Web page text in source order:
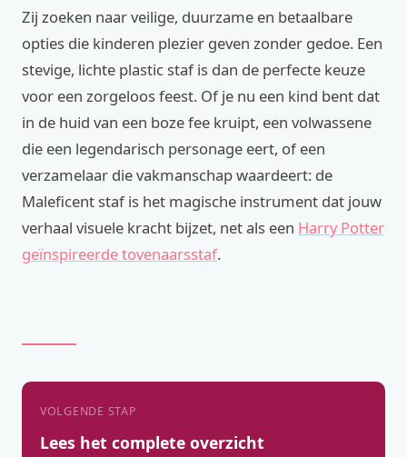
Zij zoeken naar veilige, duurzame en betaalbare
opties die kinderen plezier geven zonder gedoe. Een
stevige, lichte plastic staf is dan de perfecte keuze
voor een zorgeloos feest. Of je nu een kind bent dat
in de huid van een boze fee kruipt, een volwassene
die een legendarisch personage eert, of een
verzamelaar die vakmanschap waardeert: de
Maleficent staf is het magische instrument dat jouw
verhaal visuele kracht bijzet, net als een Harry Potter
geïnspireerde tovenaarsstaf.
VOLGENDE STAP
Lees het complete overzicht